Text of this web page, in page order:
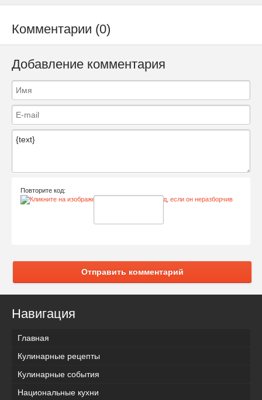
Комментарии (0)
Добавление комментария
Повторите код:
Отправить комментарий
Навигация
Главная
Кулинарные рецепты
Кулинарные события
Национальные кухни